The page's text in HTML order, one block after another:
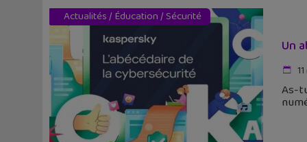
Actualités/ Éducation/ Sécurité
Un
As-